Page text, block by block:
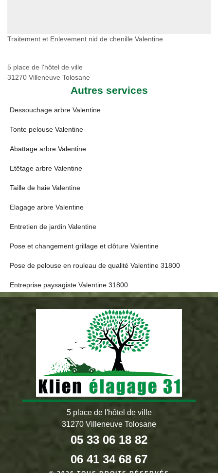
Traitement et Enlevement nid de chenille Valentine
5 place de l'hôtel de ville
31270 Villeneuve Tolosane
Autres services
Dessouchage arbre Valentine
Tonte pelouse Valentine
Abattage arbre Valentine
Etêtage arbre Valentine
Taille de haie Valentine
Elagage arbre Valentine
Entretien de jardin Valentine
Pose et changement grillage et clôture Valentine
Pose de pelouse en rouleau de qualité Valentine 31800
Entreprise paysagiste Valentine 31800
5 place de l'hôtel de ville
31270 Villeneuve Tolosane
05 33 06 18 82
06 41 34 68 67